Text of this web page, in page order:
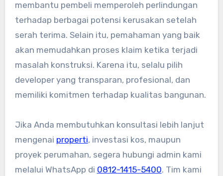
membantu pembeli memperoleh perlindungan
terhadap berbagai potensi kerusakan setelah
serah terima. Selain itu, pemahaman yang baik
akan memudahkan proses klaim ketika terjadi
masalah konstruksi. Karena itu, selalu pilih
developer yang transparan, profesional, dan
memiliki komitmen terhadap kualitas bangunan.
Jika Anda membutuhkan konsultasi lebih lanjut
mengenai properti, investasi kos, maupun
proyek perumahan, segera hubungi admin kami
melalui WhatsApp di 0812-1415-5400. Tim kami